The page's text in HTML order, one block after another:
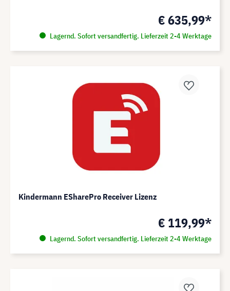
€ 635,99*
Lagernd. Sofort versandfertig. Lieferzeit 2-4 Werktage
Kindermann ESharePro Receiver Lizenz
€ 119,99*
Lagernd. Sofort versandfertig. Lieferzeit 2-4 Werktage